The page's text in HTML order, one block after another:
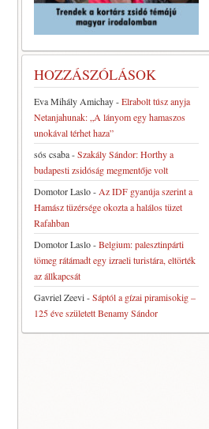
HOZZÁSZÓLÁSOK
Eva Mihály Amichay-Elrabolt túsz anyja
Netanjahunak: „A lányom egy hamaszos
unokával térhet haza”
sós csaba-Szakály Sándor: Horthy a
budapesti zsidóság megmentője volt
Domotor Laslo- Az IDF gyanúja szerint a
Hamász tüzérsége okozta a halálos tüzet
Rafahban
Domotor Laslo-Belgium: palesztinpárti
tömeg rátámadt egy izraeli turistára, eltörték
az állkapcsát
Gavriel Zeevi-Sáptól a gízai piramisokig –
125 éve született Benamy Sándor